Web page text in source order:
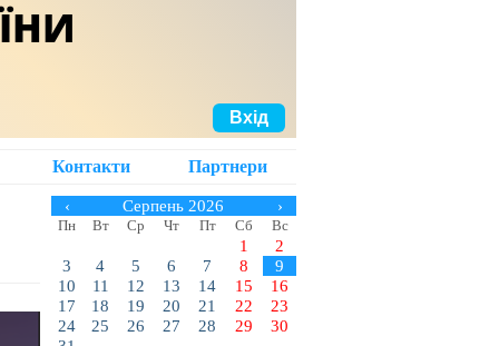
Вхід
Контакти Партнери
‹ Серпень 2026 ›
Пн Вт Ср Чт Пт Сб Вс
1
2
3
4 5 6 7 8
9
10
11 12 13 14 15
16
17
18 19 20 21 22
23
24
25 26 27 28 29
30